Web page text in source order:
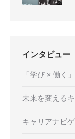
インタビュー
「学び × 働く
未来を変える
キャリアナビ